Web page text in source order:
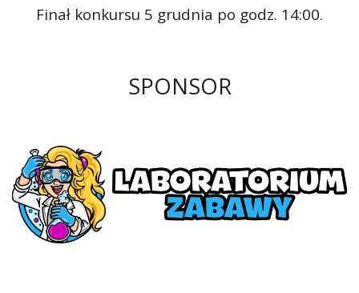
Finał konkursu 5 grudnia po godz. 14:00.
SPONSOR